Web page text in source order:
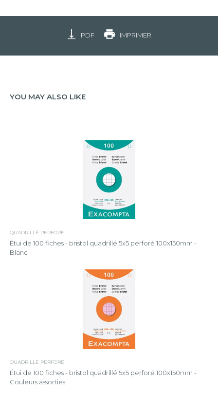
PDF IMPRIMER
YOU MAY ALSO LIKE
QUADRILLÉ PERFORÉ
Étui de 100 fiches - bristol quadrillé 5x5 perforé 100x150mm -
Blanc
QUADRILLÉ PERFORÉ
Étui de 100 fiches - bristol quadrillé 5x5 perforé 100x150mm -
Couleurs assorties